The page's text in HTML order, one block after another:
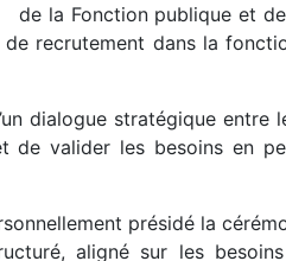
de la Fonction publique et
recrutement dans la
dialogue stratégique entre
de valider les besoins en
présidé la
aligné sur les